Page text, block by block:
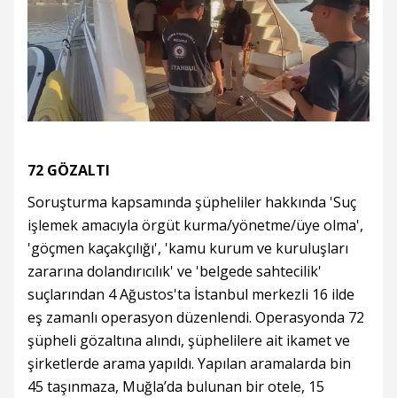
72 GÖZALTI
Soruşturma kapsamında şüpheliler hakkında 'Suç
işlemek amacıyla örgüt kurma/yönetme/üye olma',
'göçmen kaçakçılığı', 'kamu kurum ve kuruluşları
zararına dolandırıcılık' ve 'belgede sahtecilik'
suçlarından 4 Ağustos'ta İstanbul merkezli 16 ilde
eş zamanlı operasyon düzenlendi. Operasyonda 72
şüpheli gözaltına alındı, şüphelilere ait ikamet ve
şirketlerde arama yapıldı. Yapılan aramalarda bin
45 taşınmaza, Muğla’da bulunan bir otele, 15